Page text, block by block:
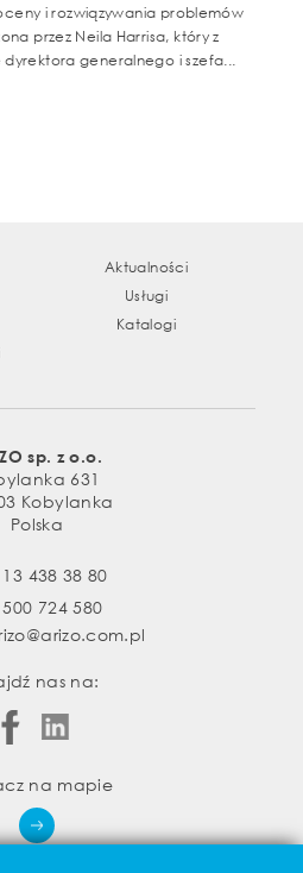
i rozwiązywania problemów
przez Neila Harrisa, który z
dyrektora generalnego i szefa...
Aktualności
Usługi
Katalogi
sp. z o.o.
631
Kobylanka
Polska
13 438 38 80
500 724 580
nas na:
na mapie